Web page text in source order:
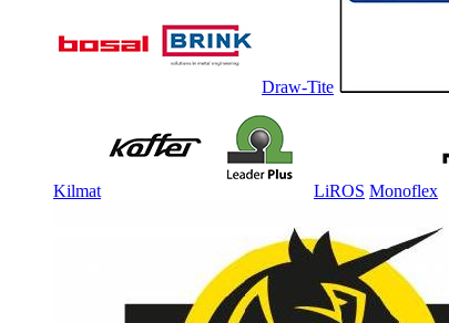
Draw-Tite
Kilmat LiROS Monoflex